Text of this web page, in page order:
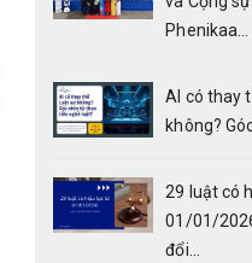
Phenikaa...
AI có thay
không?
29 luật có
01/01/
đổi...